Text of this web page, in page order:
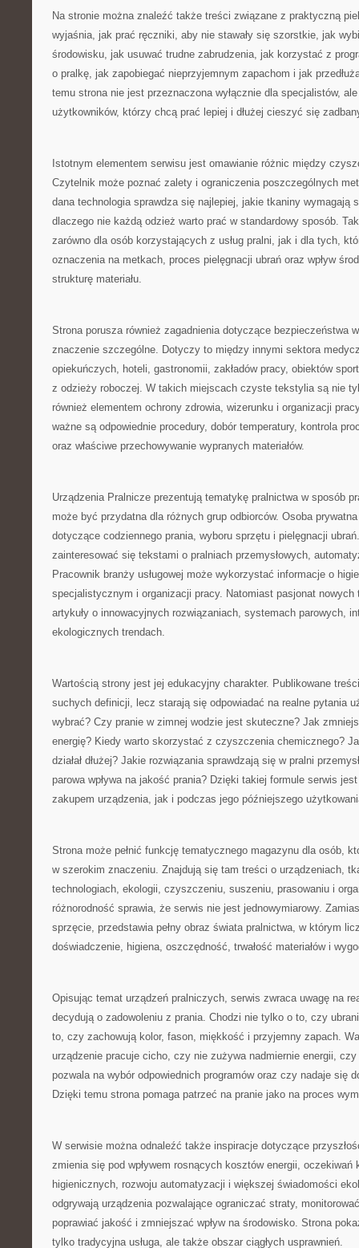
Na stronie można znaleźć także treści związane z praktyczną
wyjaśnia, jak prać ręczniki, aby nie stawały się szorstkie, jak
środowisku, jak usuwać trudne zabrudzenia, jak korzystać z
o pralkę, jak zapobiegać nieprzyjemnym zapachom i jak
temu strona nie jest przeznaczona wyłącznie dla specjalistów,
użytkowników, którzy chcą prać lepiej i dłużej cieszyć się
Istotnym elementem serwisu jest omawianie różnic między
Czytelnik może poznać zalety i ograniczenia poszczególnych
dana technologia sprawdza się najlepiej, jakie tkaniny wymagają
dlaczego nie każdą odzież warto prać w standardowy sposób.
zarówno dla osób korzystających z usług pralni, jak i dla tych,
oznaczenia na metkach, proces pielęgnacji ubrań oraz wpływ
strukturę materiału.
Strona porusza również zagadnienia dotyczące bezpieczeństwa
znaczenie szczególne. Dotyczy to między innymi sektora
opiekuńczych, hoteli, gastronomii, zakładów pracy, obiektów
z odzieży roboczej. W takich miejscach czyste tekstylia są nie
również elementem ochrony zdrowia, wizerunku i organizacji
ważne są odpowiednie procedury, dobór temperatury, kontrola
oraz właściwe przechowywanie wypranych materiałów.
Urządzenia Pralnicze prezentują tematykę pralnictwa w sposób
może być przydatna dla różnych grup odbiorców. Osoba
dotyczące codziennego prania, wyboru sprzętu i pielęgnacji
zainteresować się tekstami o pralniach przemysłowych,
Pracownik branży usługowej może wykorzystać informacje o
specjalistycznym i organizacji pracy. Natomiast pasjonat nowych
artykuły o innowacyjnych rozwiązaniach, systemach parowych,
ekologicznych trendach.
Wartością strony jest jej edukacyjny charakter. Publikowane
suchych definicji, lecz starają się odpowiadać na realne pytania
wybrać? Czy pranie w zimnej wodzie jest skuteczne? Jak
energię? Kiedy warto skorzystać z czyszczenia chemicznego?
działał dłużej? Jakie rozwiązania sprawdzają się w pralni
parowa wpływa na jakość prania? Dzięki takiej formule serwis
zakupem urządzenia, jak i podczas jego późniejszego
Strona może pełnić funkcję tematycznego magazynu dla osób,
w szerokim znaczeniu. Znajdują się tam treści o urządzeniach,
technologiach, ekologii, czyszczeniu, suszeniu, prasowaniu i
różnorodność sprawia, że serwis nie jest jednowymiarowy.
sprzęcie, przedstawia pełny obraz świata pralnictwa, w którym
doświadczenie, higiena, oszczędność, trwałość materiałów i
Opisując temat urządzeń pralniczych, serwis zwraca uwagę na
decydują o zadowoleniu z prania. Chodzi nie tylko o to, czy
to, czy zachowują kolor, fason, miękkość i przyjemny zapach.
urządzenie pracuje cicho, czy nie zużywa nadmiernie energii, czy
pozwala na wybór odpowiednich programów oraz czy nadaje się
Dzięki temu strona pomaga patrzeć na pranie jako na proces
W serwisie można odnaleźć także inspiracje dotyczące
zmienia się pod wpływem rosnących kosztów energii, oczekiwań
higienicznych, rozwoju automatyzacji i większej świadomości
odgrywają urządzenia pozwalające ograniczać straty,
poprawiać jakość i zmniejszać wpływ na środowisko. Strona
tylko tradycyjna usługa, ale także obszar ciągłych usprawnień.